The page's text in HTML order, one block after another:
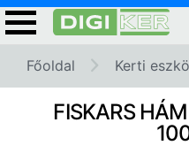
Főoldal Kerti
FISKARS